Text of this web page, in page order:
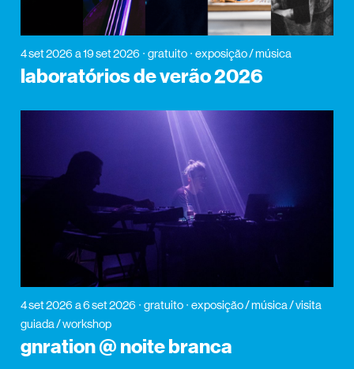
4 set 2026 a 19 set 2026 gratuito exposição / música
laboratórios de verão 2026
4 set 2026 a 6 set 2026 gratuito
exposição / música / visita
guiada / workshop
gnration @ noite branca